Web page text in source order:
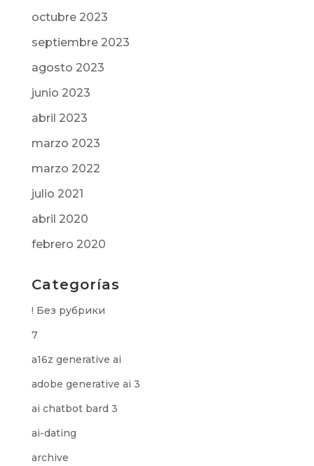
octubre 2023
septiembre 2023
agosto 2023
junio 2023
abril 2023
marzo 2023
marzo 2022
julio 2021
abril 2020
febrero 2020
Categorías
! Без рубрики
7
a16z generative ai
adobe generative ai 3
ai chatbot bard 3
ai-dating
archive